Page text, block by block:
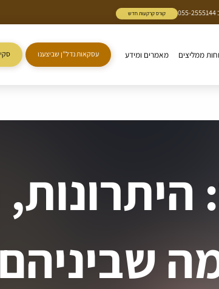
קורס קרקעות חדש
ממליצים מאמרים ומידע עסקאות נדל"ן שביצענו
שביניהם